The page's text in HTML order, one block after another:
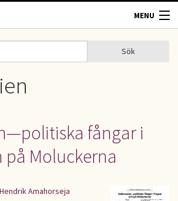
MENU
Sök
fångar i
på Moluckerna
Hendrik Amahorseja